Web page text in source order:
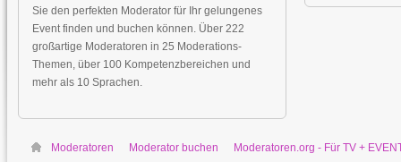
Sie den perfekten Moderator für Ihr gelungenes
Event finden und buchen können. Über 222
großartige Moderatoren in 25 Moderations-
Themen, über 100 Kompetenzbereichen und
mehr als 10 Sprachen.
Moderatoren Moderator buchen Moderatoren.org - Für TV +